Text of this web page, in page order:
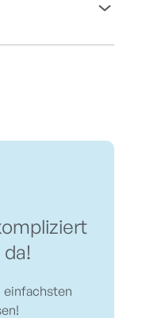
da!
einfachsten